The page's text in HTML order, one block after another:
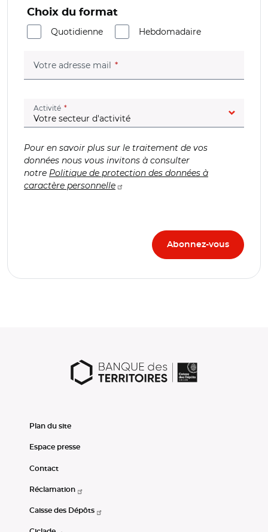
Choix du format
Quotidienne
Hebdomadaire
Votre adresse mail (champ obligatoire)
Activité (champ obligatoire)
Pour en savoir plus sur le traitement de vos
données nous vous invitons à consulter
notre Politique de protection des données à
caractère personnelle
Plan du site
Espace presse
Contact
Réclamation
Caisse des Dépôts